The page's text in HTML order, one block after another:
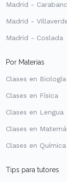
Madrid -
Madrid -
Madrid - Coslada
Por Materias
Clases en Biología
Clases en Física
Clases en Lengua
Clases en
Clases en Química
Tips para tutores